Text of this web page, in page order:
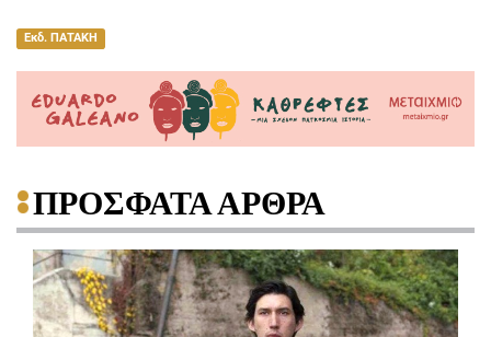
Εκδ. ΠΑΤΑΚΗ
ΠΡΟΣΦΑΤΑ ΑΡΘΡΑ